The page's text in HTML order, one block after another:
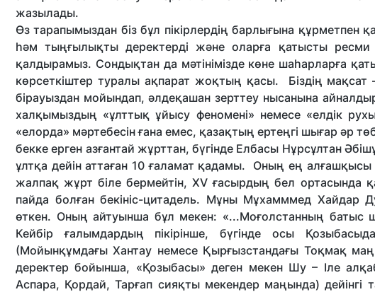
жазылады.
Өз тарапымыздан біз бұл пікірлердің барлығына құрметпен
һәм тыңғылықты деректерді және оларға қатысты ресми
қалдырамыз. Сондықтан да мәтіні­мізде көне шаһарларға
көрсеткіштер туралы ақпарат жоқтың қасы. Біздің
бірауыздан мойындап, әлдеқашан зерттеу нысанына
халқымыздың «ұлттық ұйысу феномені» немесе «елдік
«елорда» мәр­тебесін ғана емес, қазақтың ертеңгі шығар әр
бекке ерген азғантай жұрттан, бүгінде Елбасы Нұрсұлтан
ұлтқа дейін аттаған 10 ғаламат қадамы. Оның ең
жалпақ жұрт біле бермейтін, XV ғасырдың бел ортасында
пайда болған бекініс-цитадель. Мұны Мұхамммед Хайдар
өткен. Оның айтуынша бұл мекен: «...Моғолстанның батыс
Кейбір ғалымдардың пікірінше, бүгінде осы
(Мойынқұмдағы Хантау немесе Қырғыз­стандағы Тоқмақ
деректер бойынша, «Қозыбасы» деген мекен Шу – Іле
Аспара, Қордай, Тарғап сияқты мекендер маңында)